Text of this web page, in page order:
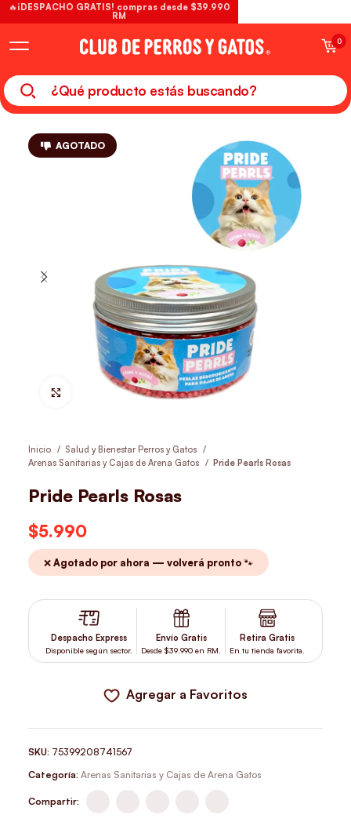
0
AGOTADO
Hacer Zoom
Inicio
Salud y Bienestar Perros y Gatos
Arenas Sanitarias y Cajas de Arena Gatos
Pride Pearls Rosas
Pride Pearls Rosas
$5.990
❌ Agotado por ahora — volverá pronto 🐾
Despacho Express
Disponible según sector.
Envío Gratis
Desde $39.990 en RM.
Retira Gratis
En tu tienda favorita.
Agregar a Favoritos
SKU: 75399208741567
Categoría: Arenas Sanitarias y Cajas de Arena Gatos
Compartir:
🔥¡DESPACHO GRATIS! compras desde $39.990
RM